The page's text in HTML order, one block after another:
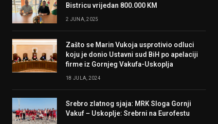
Bistricu vrijedan 800.000 KM
2 JUNA, 2025
Zašto se Marin Vukoja usprotivio odluci
koju je donio Ustavni sud BiH po apelaciji
firme iz Gornjeg Vakufa-Uskoplja
18 JULA, 2024
Srebro zlatnog sjaja: MRK Sloga Gornji
Vakuf – Uskoplje: Srebrni na Eurofestu